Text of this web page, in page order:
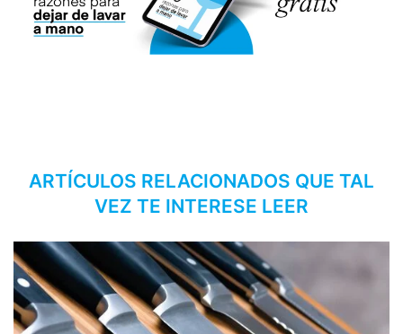
ARTÍCULOS RELACIONADOS QUE TAL
VEZ TE INTERESE LEER